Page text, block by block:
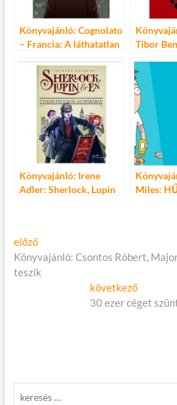
Könyvajánló: Cognolato
– Francia: A láthatatlan
Tibor
Könyvajánló: Irene
Adler: Sherlock, Lupin
Miles:
Bejegyzés
navigáció
előzőElőző
cikk:
Könyvajánló: Csontos Róbert,
teszik
következő
cikk:
30 ezer céget